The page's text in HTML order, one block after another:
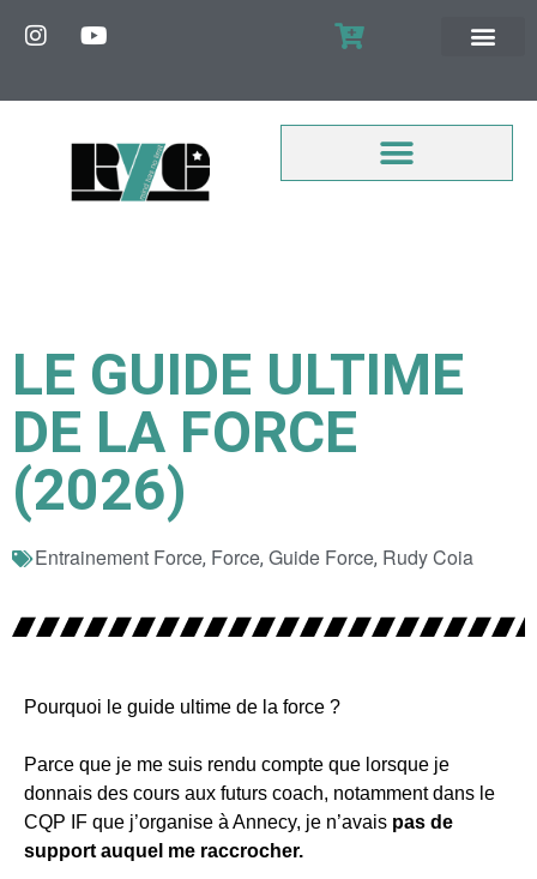
LE GUIDE ULTIME
DE LA FORCE
(2026)
Entrainement Force, Force, Guide Force, Rudy Coia
Pourquoi le guide ultime de la force ?
Parce que je me suis rendu compte que lorsque je
donnais des cours aux futurs coach, notamment dans le
CQP IF que j’organise à Annecy, je n’avais pas de
support auquel me raccrocher.